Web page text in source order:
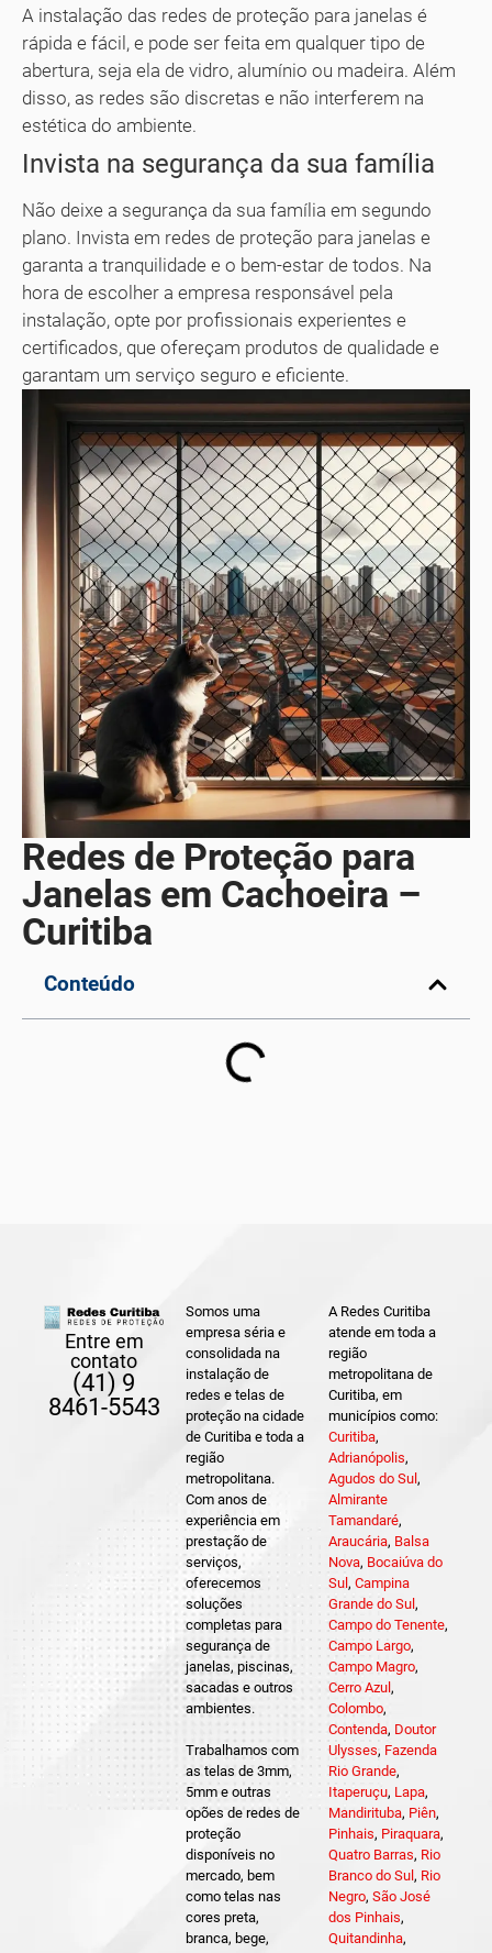
A instalação das redes de proteção para janelas é
rápida e fácil, e pode ser feita em qualquer tipo de
abertura, seja ela de vidro, alumínio ou madeira. Além
disso, as redes são discretas e não interferem na
estética do ambiente.
Invista na segurança da sua família
Não deixe a segurança da sua família em segundo
plano. Invista em redes de proteção para janelas e
garanta a tranquilidade e o bem-estar de todos. Na
hora de escolher a empresa responsável pela
instalação, opte por profissionais experientes e
certificados, que ofereçam produtos de qualidade e
garantam um serviço seguro e eficiente.
Redes de Proteção para
Janelas em Cachoeira –
Curitiba
Conteúdo
Entre em
contato
(41) 9
8461-5543
Somos uma
empresa séria e
consolidada na
instalação de
redes e telas de
proteção na cidade
de Curitiba e toda a
região
metropolitana.
Com anos de
experiência em
prestação de
serviços,
oferecemos
soluções
completas para
segurança de
janelas, piscinas,
sacadas e outros
ambientes.
Trabalhamos com
as telas de 3mm,
5mm e outras
opões de redes de
proteção
disponíveis no
mercado, bem
como telas nas
cores preta,
branca, bege,
A Redes Curitiba
atende em toda a
região
metropolitana de
Curitiba, em
municípios como:
Curitiba,
Adrianópolis,
Agudos do Sul ,
Almirante
Tamandaré,
Araucária, Balsa
Nova, Bocaiúva do
Sul , Campina
Grande do Sul ,
Campo do Tenente,
Campo Largo,
Campo Magro,
Cerro Azul ,
Colombo,
Contenda, Doutor
Ulysses, Fazenda
Rio Grande,
Itaperuçu, Lapa,
Mandirituba, Piên,
Pinhais, Piraquara,
Quatro Barras, Rio
Branco do Sul , Rio
Negro, São José
dos Pinhais,
Quitandinha,